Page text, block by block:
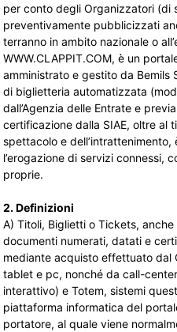
per conto degli Organizzatori (di
preventivamente pubblicizzati
terranno in ambito nazionale o
WWW.CLAPPIT.COM, è un
amministrato e gestito da Bemils
di biglietteria automatizzata
dall’Agenzia delle Entrate e
certificazione dalla SIAE, oltre al
spettacolo e
l’erogazione di servizi connessi,
proprie.
2. Definizioni
A) Titoli, Biglietti o Tickets,
documenti numerati, datati e
mediante acquisto effettuato dal
tablet e pc, nonché da call-
interattivo) e Totem, sistemi
piattaforma informatica del
portatore, al quale viene